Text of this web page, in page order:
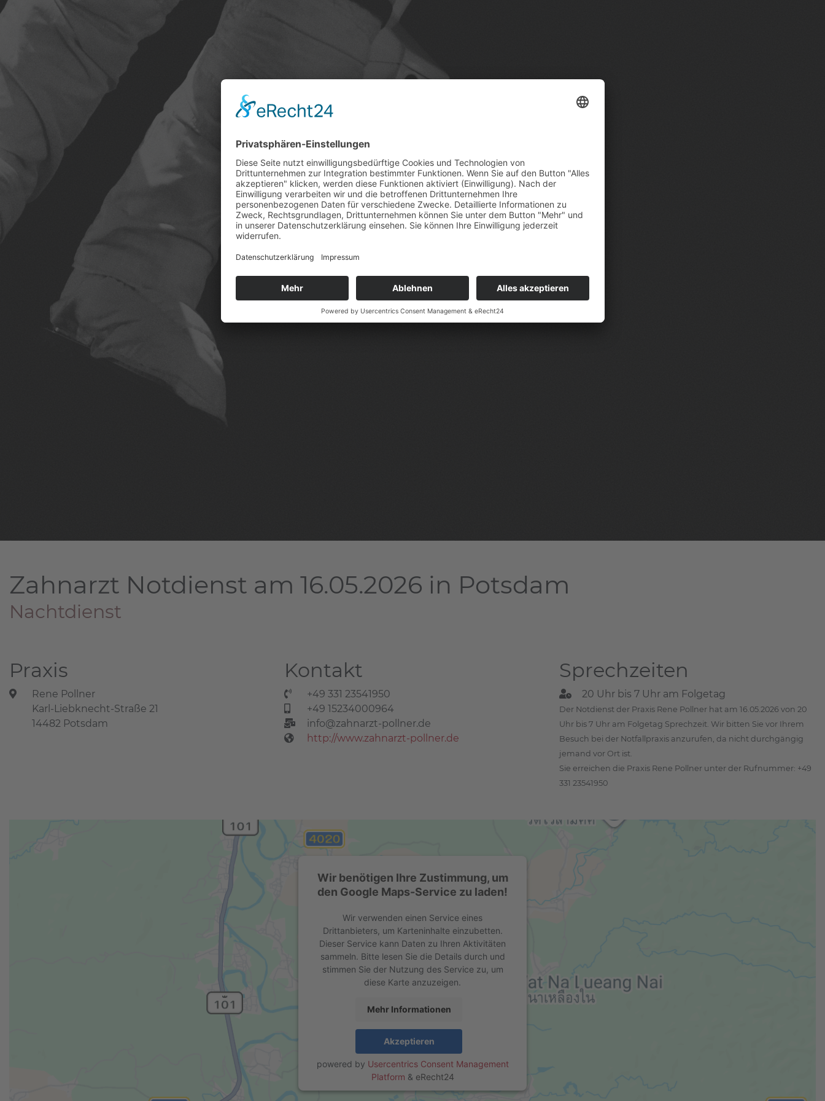
Zahnarzt Notdienst am 16.05.2026 in Potsdam
Nachtdienst
Praxis
Rene Pollner
Karl-Liebknecht-Straße 21
14482 Potsdam
Kontakt
+49 331 23541950
+49 15234000964
info@zahnarzt-pollner.de
http://www.zahnarzt-pollner.de
Sprechzeiten
20 Uhr bis 7 Uhr am Folgetag
Der Notdienst der Praxis Rene Pollner hat am 16.05.2026 von 20
Uhr bis 7 Uhr am Folgetag Sprechzeit. Wir bitten Sie vor Ihrem
Besuch bei der Notfallpraxis anzurufen, da nicht durchgängig
jemand vor Ort ist.
Sie erreichen die Praxis Rene Pollner unter der Rufnummer: +49
331 23541950
Wir benötigen Ihre Zustimmung, um
den Google Maps-Service zu laden!
Wir verwenden einen Service eines
Drittanbieters, um Karteninhalte einzubetten.
Dieser Service kann Daten zu Ihren Aktivitäten
sammeln. Bitte lesen Sie die Details durch und
stimmen Sie der Nutzung des Service zu, um
diese Karte anzuzeigen.
Mehr Informationen
Akzeptieren
powered by Usercentrics Consent Management
Platform & eRecht24